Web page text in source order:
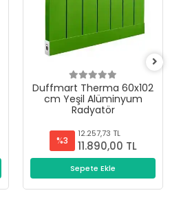
Duffmart Therma 60x102
cm Yeşil Alüminyum
Radyatör
%3
12.257,73 TL
11.890,00 TL
Sepete Ekle